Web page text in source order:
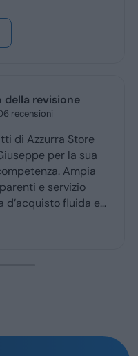
Ottima
Giuseppe mi ha
ritiro a quello